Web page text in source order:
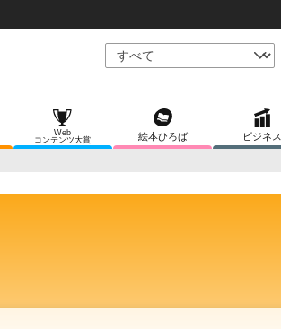
Web
コンテンツ大賞
絵本ひろば ビジネス